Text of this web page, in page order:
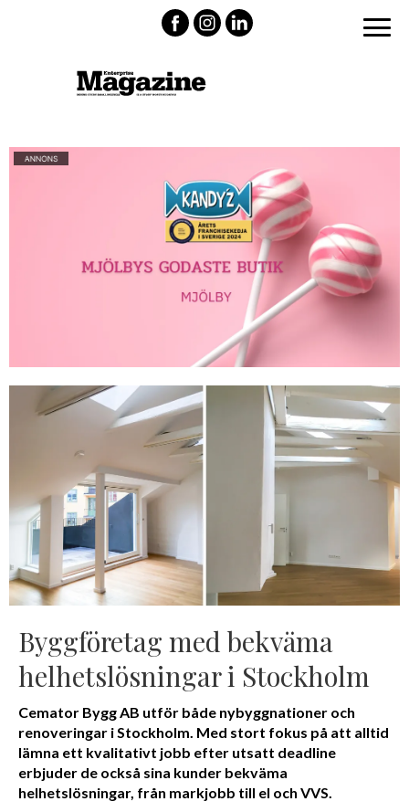
Byggföretag med bekväma
helhetslösningar i Stockholm
Cemator Bygg AB utför både nybyggnationer och
renoveringar i Stockholm. Med stort fokus på att alltid
lämna ett kvalitativt jobb efter utsatt deadline
erbjuder de också sina kunder bekväma
helhetslösningar, från markjobb till el och VVS.